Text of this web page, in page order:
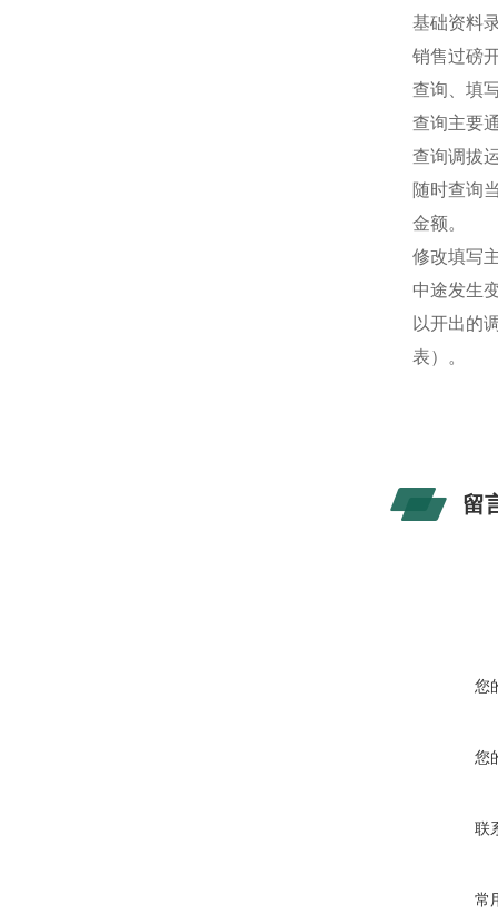
基础资料
销售过磅
查询、填
查询主要
查询调拔
随时查询
金额。
修改填写
中途发生
以开出的
表）。
留
您
您
联
常